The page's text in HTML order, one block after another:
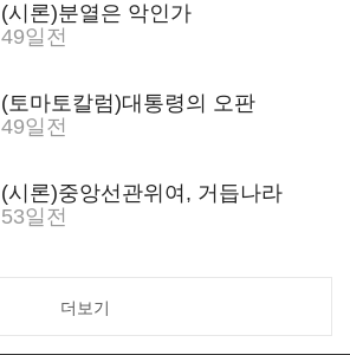
(시론)분열은 악인가
49일전
(토마토칼럼)대통령의 오판
49일전
(시론)중앙선관위여, 거듭나라
53일전
더보기